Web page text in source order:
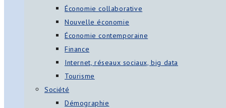
Économie collaborative
Nouvelle économie
Économie contemporaine
Finance
Internet, réseaux sociaux, big data
Tourisme
Société
Démographie